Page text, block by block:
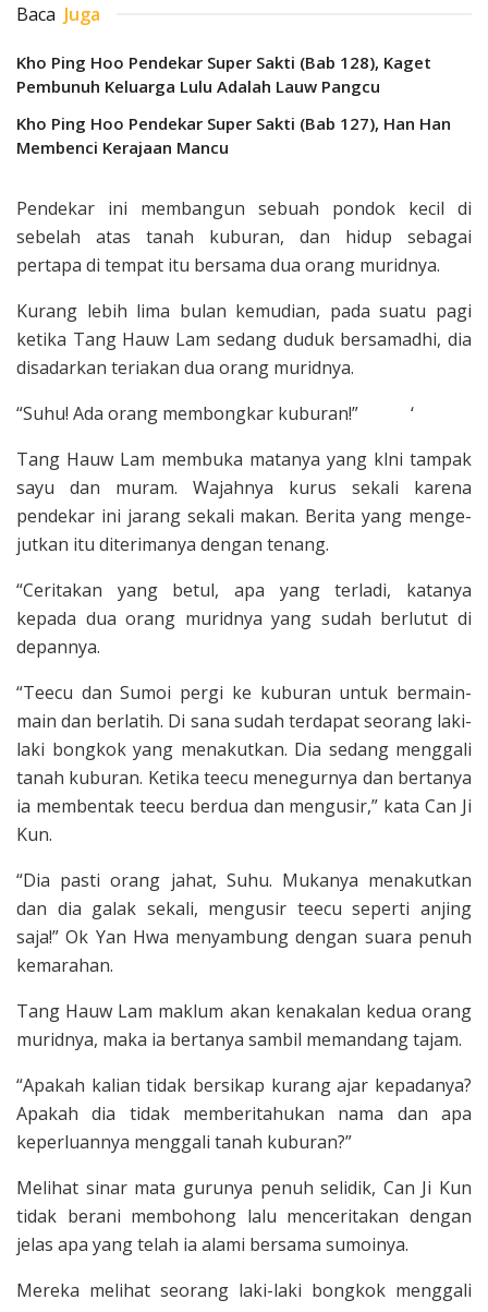
Baca Juga
Kho Ping Hoo Pendekar Super Sakti (Bab 128), Kaget
Pembunuh Keluarga Lulu Adalah Lauw Pangcu
Kho Ping Hoo Pendekar Super Sakti (Bab 127), Han Han
Membenci Kerajaan Mancu
Pendekar ini membangun sebuah pondok kecil di
sebelah atas tanah ku­buran, dan hidup sebagai
pertapa di tem­pat itu bersama dua orang muridnya.
Kurang lebih lima bulan kemudian, pada suatu pagi
ketika Tang Hauw Lam sedang duduk bersamadhi, dia
disadarkan teriakan dua orang muridnya.
“Suhu! Ada orang membongkar kubur­an!” ‘
Tang Hauw Lam membuka matanya yang klni tampak
sayu dan muram. Wa­jahnya kurus sekali karena
pendekar ini jarang sekali makan. Berita yang menge­
jutkan itu diterimanya dengan tenang.
“Ceritakan yang betul, apa yang ter­ladi, katanya
kepada dua orang murid­nya yang sudah berlutut di
depannya.
“Teecu dan Sumoi pergi ke kuburan untuk bermain-
main dan berlatih. Di sana sudah terdapat seorang laki-
laki bongkok yang menakutkan. Dia sedang menggali
tanah kuburan. Ketika teecu menegurnya dan bertanya
ia membentak teecu ber­dua dan mengusir,” kata Can Ji
Kun.
“Dia pasti orang jahat, Suhu. Mukanya menakutkan
dan dia galak sekali, meng­usir teecu seperti anjing
saja!” Ok Yan Hwa menyambung dengan suara penuh
kemarahan.
Tang Hauw Lam maklum akan kena­kalan kedua orang
muridnya, maka ia bertanya sambil memandang tajam.
“Apa­kah kalian tidak bersikap kurang ajar kepadanya?
Apakah dia tidak memberi­tahukan nama dan apa
keperluannya menggali tanah kuburan?”
Melihat sinar mata gurunya penuh se­lidik, Can Ji Kun
tidak berani membo­hong lalu menceritakan dengan
jelas apa yang telah ia alami bersama sumoinya.
Mereka melihat seorang laki-laki bongkok menggali